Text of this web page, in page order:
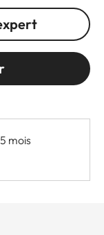
mois